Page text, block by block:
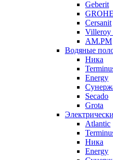
Geberit
GROHE
Cersanit
Villeroy
AM.PM
Водяные
Ника
Energy
Secado
Grota
Atlantic
Ника
Energy